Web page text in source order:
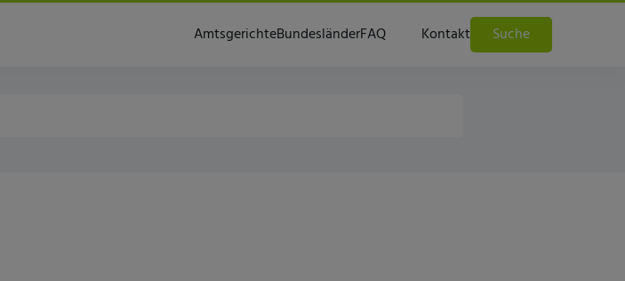
AmtsgerichteBundesländerFAQ Kontakt Suche